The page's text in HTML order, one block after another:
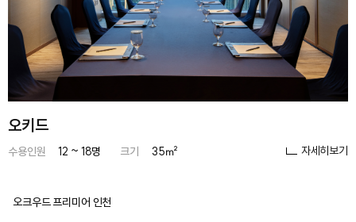
오키드
수용인원 12 ~ 18명 크기 35㎡ 자세히보기
오크우드 프리미어 인천